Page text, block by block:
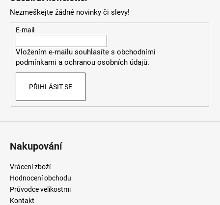
Nezmeškejte žádné novinky či slevy!
E-mail
Vložením e-mailu souhlasítes obchodními
podmínkami a ochranou osobních údajů.
PŘIHLÁSIT SE
Nakupování
Vrácení zboží
Hodnocení obchodu
Průvodce velikostmi
Kontakt